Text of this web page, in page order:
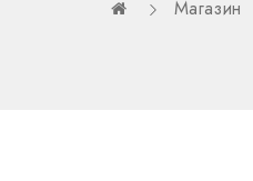
Магазин